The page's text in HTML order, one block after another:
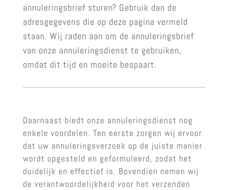
annuleringsbrief sturen? Gebruik dan de
adresgegevens die op deze pagina vermeld
staan. Wij raden aan om de annuleringsbrief
van onze annuleringsdienst te gebruiken,
omdat dit tijd en moeite bespaart.
Daarnaast biedt onze annuleringsdienst nog
enkele voordelen. Ten eerste zorgen wij ervoor
dat uw annuleringsverzoek op de juiste manier
wordt opgesteld en geformuleerd, zodat het
duidelijk en effectief is. Bovendien nemen wij
de verantwoordelijkheid voor het verzenden